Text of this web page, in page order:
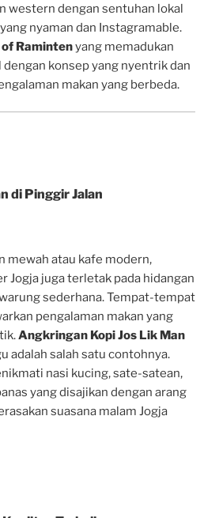
western dengan sentuhan lokal
nyaman dan Instagramable.
of Ramintenyang memadukan
konsep yang nyentrik dan
makan yang berbeda.
di Pinggir Jalan
mewah atau kafe modern,
Jogja juga terletak pada hidangan
sederhana. Tempat-tempat
pengalaman makan yang
Angkringan Kopi Jos Lik Man
adalah salah satu contohnya.
nasi kucing, sate-satean,
yang disajikan dengan arang
suasana malam Jogja